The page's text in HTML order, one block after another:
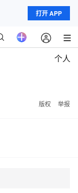
打开 APP
个人
版权 举报